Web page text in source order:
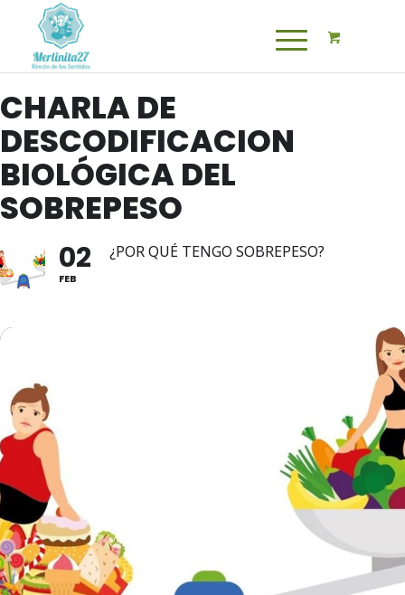
CHARLA DE
DESCODIFICACION
BIOLÓGICA DEL
SOBREPESO
02
FEB
¿POR QUÉ TENGO SOBREPESO?